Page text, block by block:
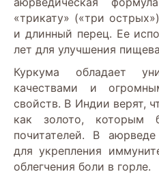
«трикату» («три
и длинный перец. Ее
лет для улучшения
Куркума обладает
качествами и
свойств. В Индии верят,
как золото, которым
почитателей. В
для укрепления
облегчения боли в горле.